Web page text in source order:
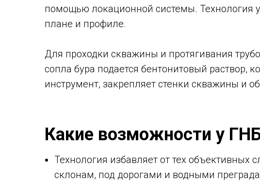
помощью локационной системы. Технология
плане и профиле.
Для проходки скважины и протягивания
сопла бура подается бентонитовый раствор,
инструмент, закрепляет стенки скважины и
Какие возможности у
Технология избавляет от тех объективных
склонам, под дорогами и водными